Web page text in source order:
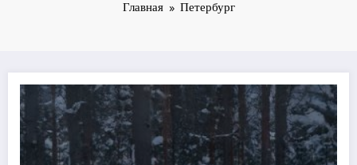
Главная Петербург